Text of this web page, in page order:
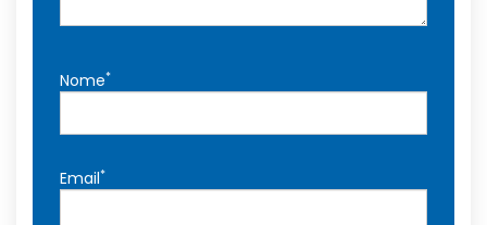
Nome*
Email*